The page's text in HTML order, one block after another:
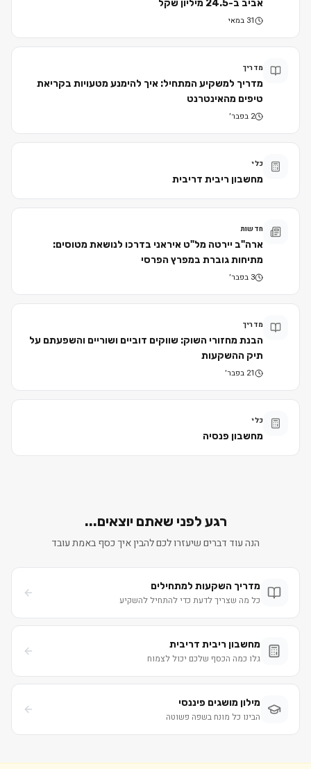
אביב ב-24.5 מיליון שקל
31 במאי
מדריך
מדריך למשקיע המתחיל: איך להימנע מטעויות בקריאת
טיפים מהאינטרנט
2 בפבר׳
כלי
מחשבון ריבית דריבית
חדשות
ארה"ב יירטה מל"ט איראני בדרכו לנושאת מטוסים:
מתיחות גוברת במפרץ הפרסי
3 בפבר׳
מדריך
הבנת מחזורי השוק: שווקים דוביים ושוריים והשפעתם על
תיק ההשקעות
21 בפבר׳
כלי
מחשבון פנסיה
רגע לפני שאתם יוצאים...
הנה עוד דברים שיעזרו לכם להבין איך כסף באמת עובד
מדריך השקעות למתחילים
כל מה שצריך לדעת כדי להתחיל להשקיע
מחשבון ריבית דריבית
גלו כמה הכסף שלכם יכול לצמוח
מילון מושגים פיננסי
הבינו כל מונח בשפה פשוטה